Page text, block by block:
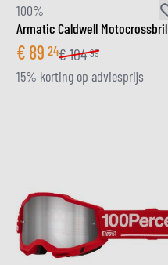
100%
Armatic Caldwell Motocrossbril
€ 89 24€104 99
15% korting op adviesprijs